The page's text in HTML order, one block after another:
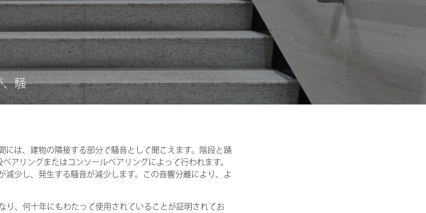
、騒
は、建物の隣接する部分で騒音として聞こえます。階段と踊
アリングまたはコンソールベアリングによって行われます。
少し、発生する騒音が減少します。この音響分離により、よ
り、何十年にもわたって使用されていることが証明されてお